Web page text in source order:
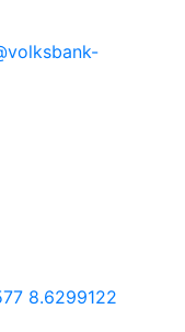
8.6299122